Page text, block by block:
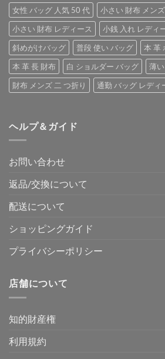
女性 バッグ 人気 50 代
小さい 財布 メンズ
小さい 財布 レディース
小銭 入れ レディ
斜めがけバッグ
普段 使い バッグ
本 革
本 革 長 財布
白 ショルダー バッグ
薄
財布 メンズ 二 つ折り
通勤 バッグ レディ
ヘルプ＆ガイド
お問い合わせ
返品/交換について
配送について
ショッピングガイド
プライバシーポリシー
店舗について
知的財産権
利用規約